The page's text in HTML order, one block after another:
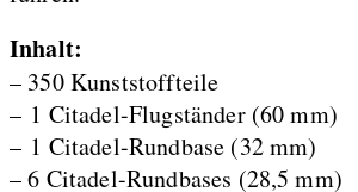
Inhalt:
– 350 Kunststoffteile
– 1 Citadel-Flugständer (60 mm)
– 1 Citadel-Rundbase (32 mm)
– 6 Citadel-Rundbases (28,5 mm)